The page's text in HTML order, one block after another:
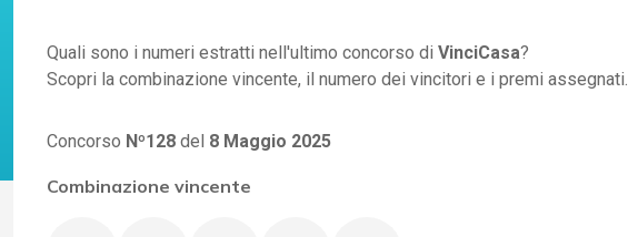
Quali sono i numeri estratti nell'ultimo concorso di VinciCasa?
Scopri la combinazione vincente, il numero dei vincitori e i premi assegnati.
Concorso Nº128 del 8 Maggio 2025
Combinazione vincente